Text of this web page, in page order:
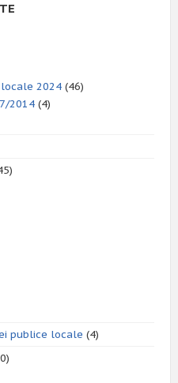
2024 (46)
2014 (4)
publice locale (4)